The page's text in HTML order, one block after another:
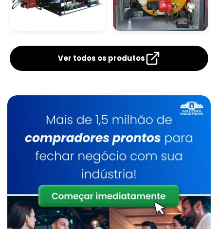
Lavadores De Gases Para Caldeiras
Manutenção De Caldeiras A Gás Sp
Caldeira De Fluido Térmico
Manutenção De Caldeiras E Aquecedores Sp
Caldeiraria De Manutenção Industrial
Serviço De Manutenção De Caldeiras Industrial
Verticais
Flamotubular
Ver todos os produtos